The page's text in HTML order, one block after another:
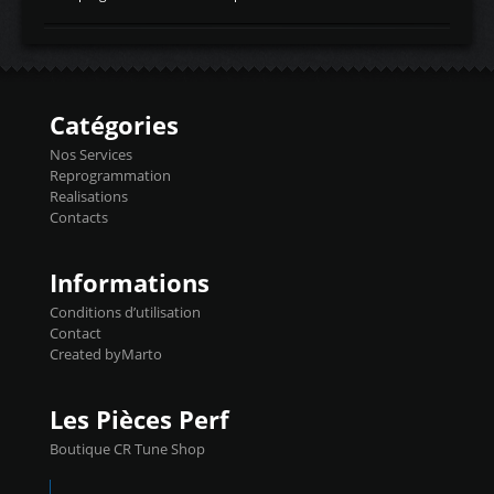
d'admissiontemp ex. pour atmo -30- 80°C
temperaturetemperature ldr moteurtemp
Injecteurs + Flashpro 1370€ TTC Le
précise et performante. Vous pourrez
basculer de la carto sans plomb à Ethanol à
l'aide du flashpro OPTION ECONOMIQUES
Reprog SP 98 sur le calculateur d'origine
450€ TTC Un gain d'environ 10cv et 15nm
Catégories
Nos Services
Reprogrammation
Realisations
Contacts
Informations
Conditions d’utilisation
Contact
Created byMarto
Les Pièces Perf
Boutique CR Tune Shop